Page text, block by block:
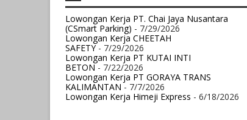
Lowongan Kerja PT. Chai Jaya Nusantara
(CSmart Parking) - 7/29/2026
Lowongan Kerja CHEETAH
SAFETY- 7/29/2026
Lowongan Kerja PT KUTAI INTI
BETON- 7/22/2026
Lowongan Kerja PT GORAYA TRANS
KALIMANTAN- 7/7/2026
Lowongan Kerja Himeji Express - 6/18/2026